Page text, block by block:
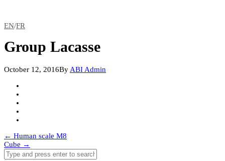
EN/FR
Group Lacasse
October 12, 2016By ABI Admin
Post
navigation
← Human scale M8
Cube →